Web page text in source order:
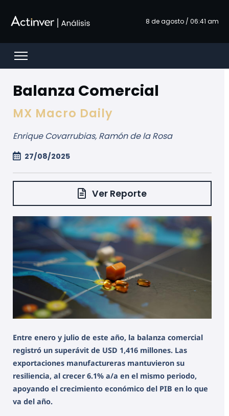
8 de agosto / 06:41 am
Open menu
Balanza Comercial
MX Macro Daily
Enrique Covarrubias, Ramón de la Rosa
27/08/2025
Ver Reporte
Entre enero y julio de este año, la balanza comercial
registró un superávit de USD 1,416 millones. Las
exportaciones manufactureras mantuvieron su
resiliencia, al crecer 6.1% a/a en el mismo periodo,
apoyando el crecimiento económico del PIB en lo que
va del año.